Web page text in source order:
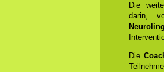
Die
darin,
Die